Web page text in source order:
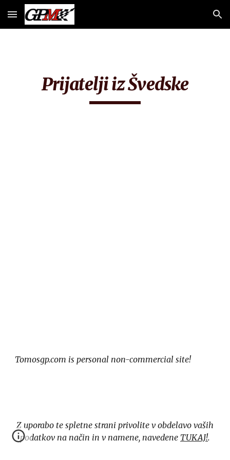
Skip to main content Skip to navigation
Prijatelji iz Švedske
Tomosgp.com is personal non-commercial site!
Z uporabo te spletne strani privolite v obdelavo vaših
podatkov na način in v namene, navedene TUKAJ!.